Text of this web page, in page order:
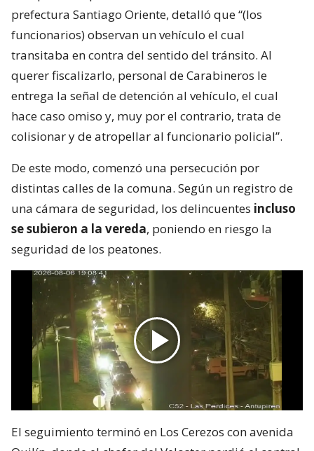
prefectura Santiago Oriente, detalló que “(los
funcionarios) observan un vehículo el cual
transitaba en contra del sentido del tránsito. Al
querer fiscalizarlo, personal de Carabineros le
entrega la señal de detención al vehículo, el cual
hace caso omiso y, muy por el contrario, trata de
colisionar y de atropellar al funcionario policial”.
De este modo, comenzó una persecución por
distintas calles de la comuna. Según un registro de
una cámara de seguridad, los delincuentes incluso
se subieron a la vereda, poniendo en riesgo la
seguridad de los peatones.
El seguimiento terminó en Los Cerezos con avenida